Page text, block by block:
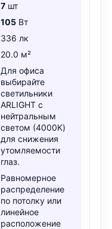
7 шт
105 Вт
336 лк
20.0 м²
Для офиса
выбирайте
светильники
ARLIGHT с
нейтральным
светом (4000K)
для снижения
утомляемости
глаз.
Равномерное
распределение
по потолку или
линейное
расположение